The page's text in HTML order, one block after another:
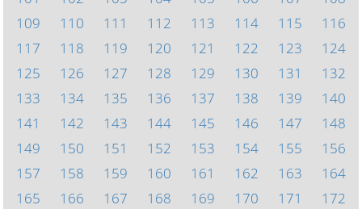
109
110 111 112 113 114 115
116
117
118 119 120 121 122 123
124
125
126 127 128 129 130 131
132
133
134 135 136 137 138 139
140
141
142 143 144 145 146 147
148
149
150 151 152 153 154 155
156
157
158 159 160 161 162 163
164
165
166 167 168 169 170 171
172